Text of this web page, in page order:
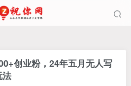
创业粉，24年五月无人写
法